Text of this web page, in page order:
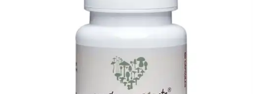
FAQ - OFTEST STILLET
PROFIL
VILKÅR